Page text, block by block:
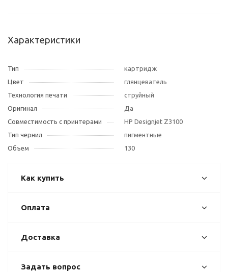
Характеристики
Тип
картридж
Цвет
глянцеватель
Технология печати
струйный
Оригинал
Да
Совместимость с принтерами
HP Designjet Z3100
Тип чернил
пигментные
Объем
130
Как купить
Оплата
Доставка
Задать вопрос